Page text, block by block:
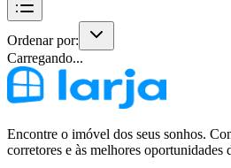
Ordenar por:
Carregando...
Encontre o imóvel dos seus sonhos.
corretores e às melhores